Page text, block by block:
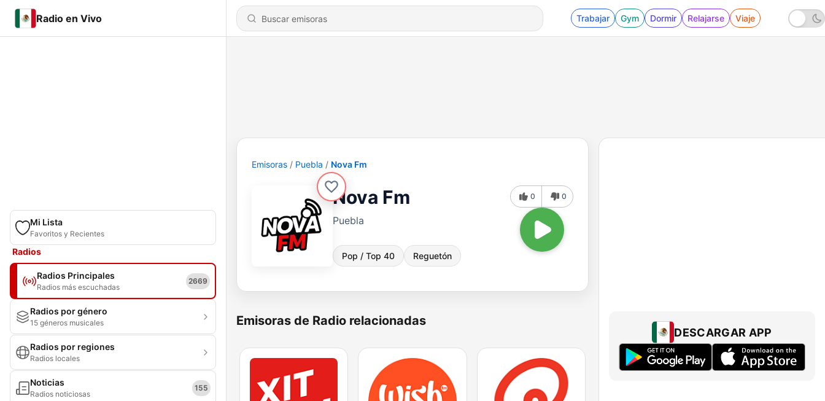
Radio en Vivo Trabajar Gym Dormir Relajarse Viaje
Mi Lista
Favoritos y Recientes
Radios
Radios Principales
Radios más escuchadas
2669
Radios por género
15 géneros musicales
Radios por regiones
Radios locales
Noticias
Radios noticiosas
155
Emisoras Puebla Nova Fm
Nova Fm
Puebla
Pop / Top 40 Reguetón
0 0
Emisoras de Radio relacionadas
DESCARGAR APP